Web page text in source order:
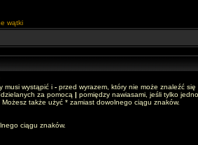
wątki
musi wystąpić i - przed wyrazem, który nie może znaleźć się
za pomocą | pomiędzy nawiasami, jeśli tylko
Możesz także użyć * zamiast dowolnego ciągu znaków.
ciągu znaków.